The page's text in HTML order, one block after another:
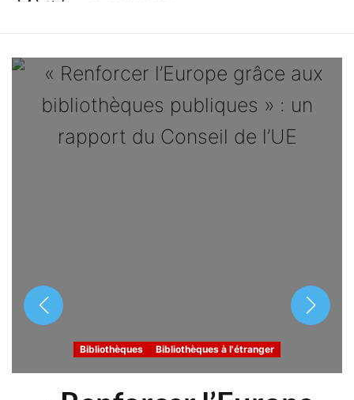
Bibliothèques Bibliothèques à l'étranger